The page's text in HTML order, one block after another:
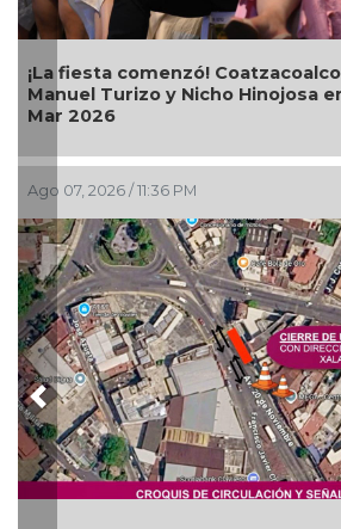
¡La fiesta comenzó!
Manuel Turizo y Nicho Hinojosa
Mar 2026
Ago 07, 2026 / 11:36 PM
Previous